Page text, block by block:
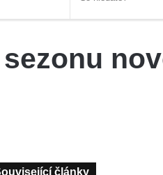
články